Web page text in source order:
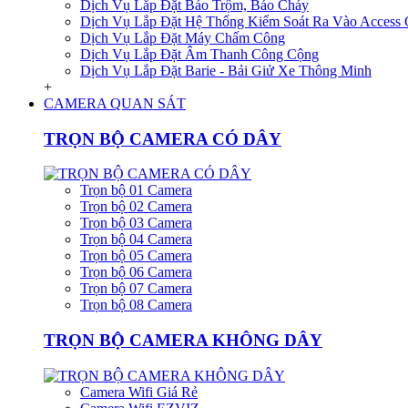
Dịch Vụ Lắp Đặt Báo Trộm, Báo Cháy
Dịch Vụ Lắp Đặt Hệ Thống Kiểm Soát Ra Vào Access
Dịch Vụ Lắp Đặt Máy Chấm Công
Dịch Vụ Lắp Đặt Âm Thanh Công Cộng
Dịch Vụ Lắp Đặt Barie - Bải Giử Xe Thông Minh
+
CAMERA QUAN SÁT
TRỌN BỘ CAMERA CÓ DÂY
Trọn bộ 01 Camera
Trọn bộ 02 Camera
Trọn bộ 03 Camera
Trọn bộ 04 Camera
Trọn bộ 05 Camera
Trọn bộ 06 Camera
Trọn bộ 07 Camera
Trọn bộ 08 Camera
TRỌN BỘ CAMERA KHÔNG DÂY
Camera Wifi Giá Rẻ